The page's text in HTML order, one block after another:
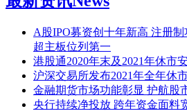
A股IPO募资创十年新高 注册
超主板位列第一
港股通2020年末及2021年休市
沪深交易所发布2021年全年休
金融期货市场功能彰显 护航股
央行持续净投放 跨年资金面料